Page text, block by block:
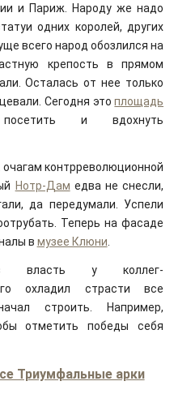
и Париж. Народу же надо
одних королей, других
всего народ обозлился на
крепость в прямом
Осталась от нее только
Сегодня этоплощадь
и вдохнуть
очагам контрреволюционной
Нотр-Дам едва не снесли,
да передумали. Успели
Теперь на фасаде
в музее Клюни
власть у коллег-
охладил страсти все
строить. Например,
отметить победы себя
Триумфальные арки